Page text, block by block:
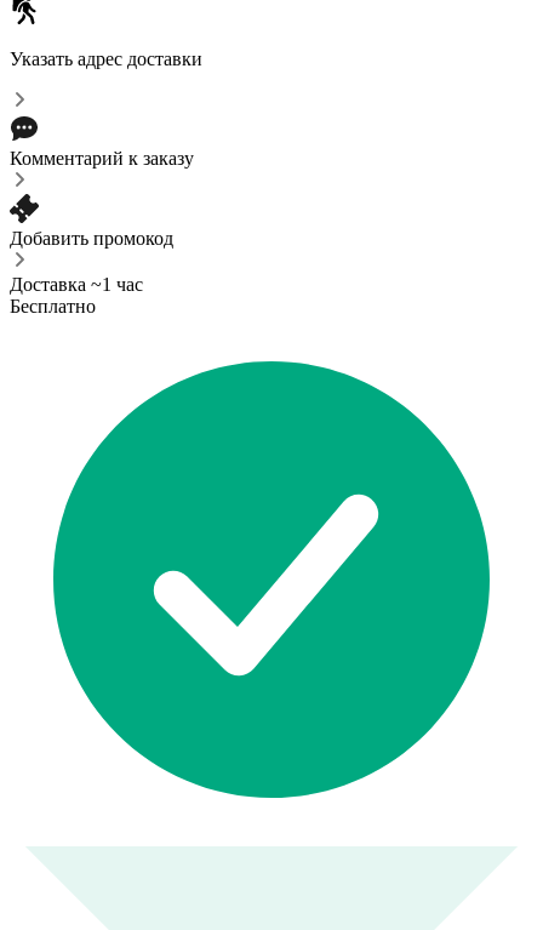
Указать адрес доставки
Комментарий к заказу
Добавить промокод
Доставка ~1 час
Бесплатно